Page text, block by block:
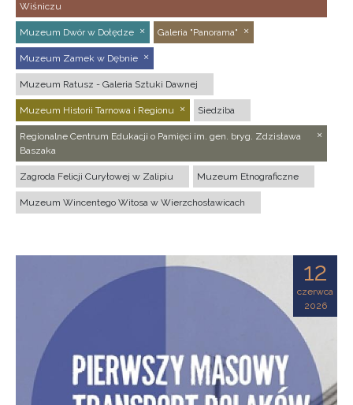
Wiśniczu
Muzeum Dwór w Dołędze Galeria "Panorama"
Muzeum Zamek w Dębnie
Muzeum Ratusz - Galeria Sztuki Dawnej
Muzeum Historii Tarnowa i Regionu Siedziba
Regionalne Centrum Edukacji o Pamięci im. gen. bryg. Zdzisława
Baszaka
Zagroda Felicji Curyłowej w Zalipiu Muzeum Etnograficzne
Muzeum Wincentego Witosa w Wierzchosławicach
12
czerwca
2026